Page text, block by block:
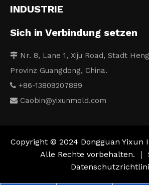
INDUSTRIE
Sich in Verbindung setzen
 Nr. 8, Lane 1, Xiju Road, Stadt
Provinz Guangdong, China.
 +86-13809207889
 Caobin@yixunmold.com
Copyright © 2024 Dongguan Yixun
Alle Rechte vorbehalten. ｜